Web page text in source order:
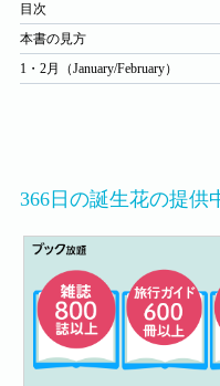
目次
本書の見方
1・2月（January/February）
366日の誕生花の提供